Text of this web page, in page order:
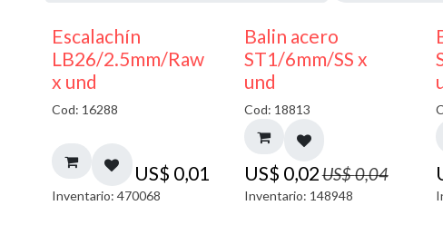
Escalachín
LB26/2.5mm/Raw
x und
Cod: 16288
US$ 0,01
Inventario: 470068
50% DESCUENTO
Balin acero
ST1/6mm/SS x
und
Cod: 18813
US$ 0,02US$0,04
Inventario: 148948